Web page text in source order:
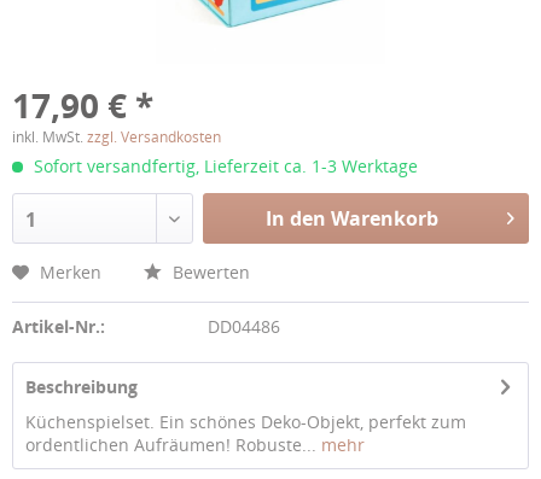
17,90 € *
inkl. MwSt. zzgl. Versandkosten
Sofort versandfertig, Lieferzeit ca. 1-3 Werktage
1 In den Warenkorb
Merken Bewerten
Artikel-Nr.: DD04486
Beschreibung
Küchenspielset. Ein schönes Deko-Objekt, perfekt zum
ordentlichen Aufräumen! Robuste... mehr